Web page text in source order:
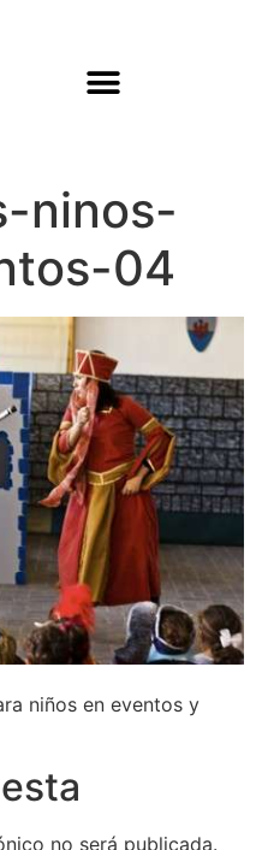
ninos-
04
niños en eventos y
no será publicada.